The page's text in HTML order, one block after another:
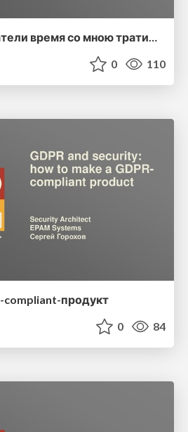
Даром преподаватели время со мною тратили…
0 110
compliant-продукт
0 84